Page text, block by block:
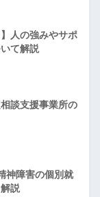
人の強みやサポ
て解説
談支援事業所の
神障害の個別就
説